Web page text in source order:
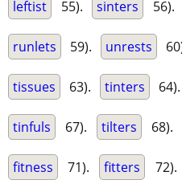
leftist 55). sinters 56).
runlets 59). unrests
tissues 63). tinters 64).
tinfuls 67). tilters 68).
fitness 71). fitters 72).